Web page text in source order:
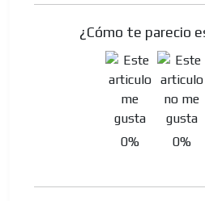
¿Cómo te parecio
0% 0%